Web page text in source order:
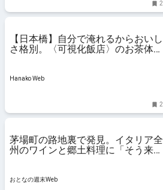
2
【日本橋】自分で淹れるからおいし
さ格別。〈可視化飯店〉のお茶体
Hanako Web
2
茅場町の路地裏で発見。イタリア全
州のワインと郷土料理に「そう来た
おとなの週末Web